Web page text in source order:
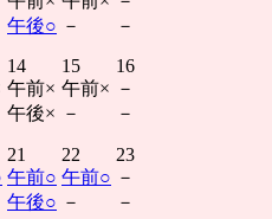
午後○ －
－
14
午前×
午後×
15
午前×
－
16
－
－
21
午前○
午後○
22
午前○
－
23
－
－